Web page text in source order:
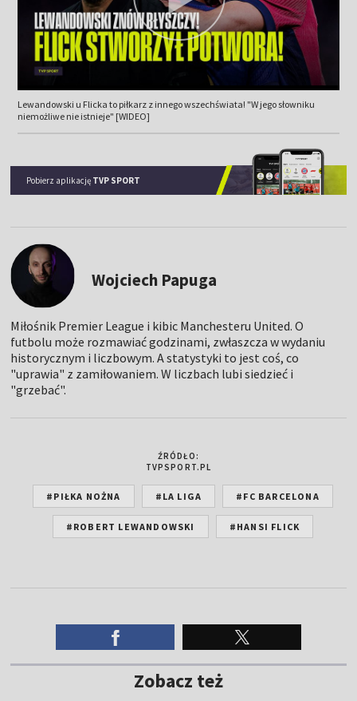
Lewandowski u Flicka to piłkarz z innego wszechświata! "W jego słowniku
niemożliwe nie istnieje" [WIDEO]
Pobierz aplikację TVP SPORT
Wojciech Papuga
Miłośnik Premier League i kibic Manchesteru United. O
futbolu może rozmawiać godzinami, zwłaszcza w wydaniu
historycznym i liczbowym. A statystyki to jest coś, co
"uprawia" z zamiłowaniem. W liczbach lubi siedzieć i
"grzebać".
ŹRÓDŁO:
TVPSPORT.PL
#PIŁKA NOŻNA #LA LIGA #FC BARCELONA
#ROBERT LEWANDOWSKI #HANSI FLICK
Zobacz też